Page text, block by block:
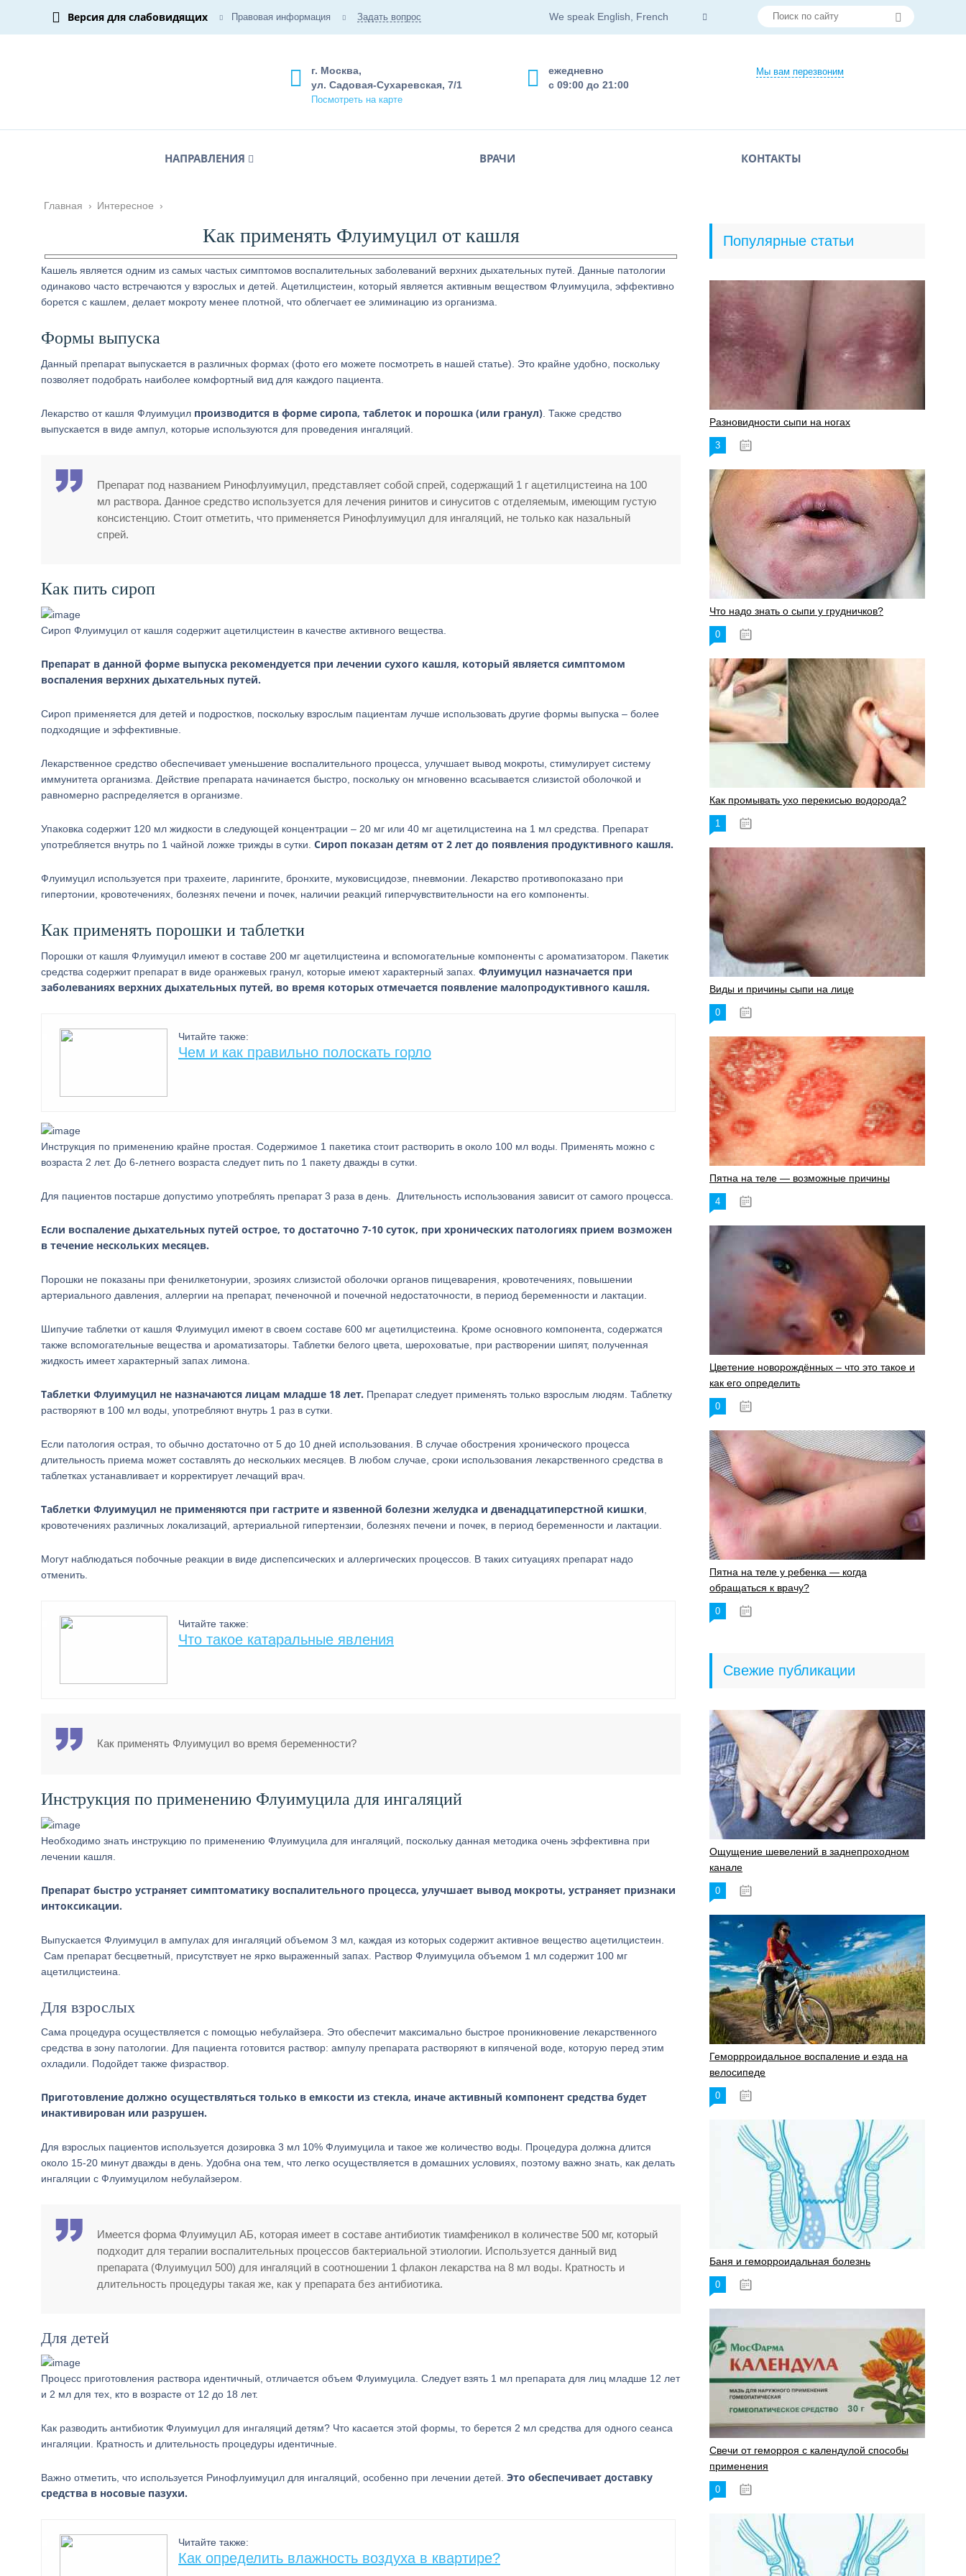
Версия для слабовидящих Правовая информация Задать вопрос We speak English, French
Мы вам перезвоним
ежедневно
с 09:00 до 21:00
г. Москва,
ул. Садовая-Сухаревская, 7/1
Посмотреть на карте
НАПРАВЛЕНИЯ ВРАЧИ КОНТАКТЫ
Главная › Интересное ›
Как применять Флуимуцил от кашля
Кашель является одним из самых частых симптомов воспалительных заболеваний верхних дыхательных путей. Данные патологии
одинаково часто встречаются у взрослых и детей. Ацетилцистеин, который является активным веществом Флуимуцила, эффективно
борется с кашлем, делает мокроту менее плотной, что облегчает ее элиминацию из организма.
Формы выпуска
Данный препарат выпускается в различных формах (фото его можете посмотреть в нашей статье). Это крайне удобно, поскольку
позволяет подобрать наиболее комфортный вид для каждого пациента.
Лекарство от кашля Флуимуцил производится в форме сиропа, таблеток и порошка (или гранул) . Также средство
выпускается в виде ампул, которые используются для проведения ингаляций.
Препарат под названием Ринофлуимуцил, представляет собой спрей, содержащий 1 г ацетилцистеина на 100
мл раствора. Данное средство используется для лечения ринитов и синуситов с отделяемым, имеющим густую
консистенцию. Стоит отметить, что применяется Ринофлуимуцил для ингаляций, не только как назальный
спрей.
Как пить сироп
Сироп Флуимуцил от кашля содержит ацетилцистеин в качестве активного вещества.
Препарат в данной форме выпуска рекомендуется при лечении сухого кашля, который является симптомом
воспаления верхних дыхательных путей.
Сироп применяется для детей и подростков, поскольку взрослым пациентам лучше использовать другие формы выпуска – более
подходящие и эффективные.
Лекарственное средство обеспечивает уменьшение воспалительного процесса, улучшает вывод мокроты, стимулирует систему
иммунитета организма. Действие препарата начинается быстро, поскольку он мгновенно всасывается слизистой оболочкой и
равномерно распределяется в организме.
Упаковка содержит 120 мл жидкости в следующей концентрации – 20 мг или 40 мг ацетилцистеина на 1 мл средства. Препарат
употребляется внутрь по 1 чайной ложке трижды в сутки. Сироп показан детям от 2 лет до появления продуктивного кашля.
Флуимуцил используется при трахеите, ларингите, бронхите, муковисцидозе, пневмонии. Лекарство противопоказано при
гипертонии, кровотечениях, болезнях печени и почек, наличии реакций гиперчувствительности на его компоненты.
Как применять порошки и таблетки
Порошки от кашля Флуимуцил имеют в составе 200 мг ацетилцистеина и вспомогательные компоненты с ароматизатором. Пакетик
средства содержит препарат в виде оранжевых гранул, которые имеют характерный запах. Флуимуцил назначается при
заболеваниях верхних дыхательных путей, во время которых отмечается появление малопродуктивного кашля.
Читайте также:
Чем и как правильно полоскать горло
Инструкция по применению крайне простая. Содержимое 1 пакетика стоит растворить в около 100 мл воды. Применять можно с
возраста 2 лет. До 6-летнего возраста следует пить по 1 пакету дважды в сутки.
Для пациентов постарше допустимо употреблять препарат 3 раза в день. Длительность использования зависит от самого процесса.
Если воспаление дыхательных путей острое, то достаточно 7-10 суток, при хронических патологиях прием возможен
в течение нескольких месяцев.
Порошки не показаны при фенилкетонурии, эрозиях слизистой оболочки органов пищеварения, кровотечениях, повышении
артериального давления, аллергии на препарат, печеночной и почечной недостаточности, в период беременности и лактации.
Шипучие таблетки от кашля Флуимуцил имеют в своем составе 600 мг ацетилцистеина. Кроме основного компонента, содержатся
также вспомогательные вещества и ароматизаторы. Таблетки белого цвета, шероховатые, при растворении шипят, полученная
жидкость имеет характерный запах лимона.
Таблетки Флуимуцил не назначаются лицам младше 18 лет. Препарат следует применять только взрослым людям. Таблетку
растворяют в 100 мл воды, употребляют внутрь 1 раз в сутки.
Если патология острая, то обычно достаточно от 5 до 10 дней использования. В случае обострения хронического процесса
длительность приема может составлять до нескольких месяцев. В любом случае, сроки использования лекарственного средства в
таблетках устанавливает и корректирует лечащий врач.
Таблетки Флуимуцил не применяются при гастрите и язвенной болезни желудка и двенадцатиперстной кишки
кровотечениях различных локализаций, артериальной гипертензии, болезнях печени и почек, в период беременности и лактации.
Могут наблюдаться побочные реакции в виде диспепсических и аллергических процессов. В таких ситуациях препарат надо
отменить.
Читайте также:
Что такое катаральные явления
Как применять Флуимуцил во время беременности?
Инструкция по применению Флуимуцила для ингаляций
Необходимо знать инструкцию по применению Флуимуцила для ингаляций, поскольку данная методика очень эффективна при
лечении кашля.
Препарат быстро устраняет симптоматику воспалительного процесса, улучшает вывод мокроты, устраняет признаки
интоксикации.
Выпускается Флуимуцил в ампулах для ингаляций объемом 3 мл, каждая из которых содержит активное вещество ацетилцистеин.
Сам препарат бесцветный, присутствует не ярко выраженный запах. Раствор Флуимуцила объемом 1 мл содержит 100 мг
ацетилцистеина.
Для взрослых
Сама процедура осуществляется с помощью небулайзера. Это обеспечит максимально быстрое проникновение лекарственного
средства в зону патологии. Для пациента готовится раствор: ампулу препарата растворяют в кипяченой воде, которую перед этим
охладили. Подойдет также физраствор.
Приготовление должно осуществляться только в емкости из стекла, иначе активный компонент средства будет
инактивирован или разрушен.
Для взрослых пациентов используется дозировка 3 мл 10% Флуимуцила и такое же количество воды. Процедура должна длится
около 15-20 минут дважды в день. Удобна она тем, что легко осуществляется в домашних условиях, поэтому важно знать, как делать
ингаляции с Флуимуцилом небулайзером.
Имеется форма Флуимуцил АБ, которая имеет в составе антибиотик тиамфеникол в количестве 500 мг, который
подходит для терапии воспалительных процессов бактериальной этиологии. Используется данный вид
препарата (Флуимуцил 500) для ингаляций в соотношении 1 флакон лекарства на 8 мл воды. Кратность и
длительность процедуры такая же, как у препарата без антибиотика.
Для детей
Процесс приготовления раствора идентичный, отличается объем Флуимуцила. Следует взять 1 мл препарата для лиц младше 12 лет
и 2 мл для тех, кто в возрасте от 12 до 18 лет.
Как разводить антибиотик Флуимуцил для ингаляций детям? Что касается этой формы, то берется 2 мл средства для одного сеанса
ингаляции. Кратность и длительность процедуры идентичные.
Важно отметить, что используется Ринофлуимуцил для ингаляций, особенно при лечении детей. Это обеспечивает доставку
средства в носовые пазухи.
Читайте также:
Как определить влажность воздуха в квартире?
Популярные статьи
Разновидности сыпи на ногах
3
Что надо знать о сыпи у грудничков?
0
Как промывать ухо перекисью водорода?
1
Виды и причины сыпи на лице
0
Пятна на теле — возможные причины
4
Цветение новорождённых – что это такое и
как его определить
0
Пятна на теле у ребенка — когда
обращаться к врачу?
0
Свежие публикации
Ощущение шевелений в заднепроходном
канале
0
Геморрроидальное воспаление и езда на
велосипеде
0
Баня и геморроидальная болезнь
0
Свечи от геморроя с календулой способы
применения
0